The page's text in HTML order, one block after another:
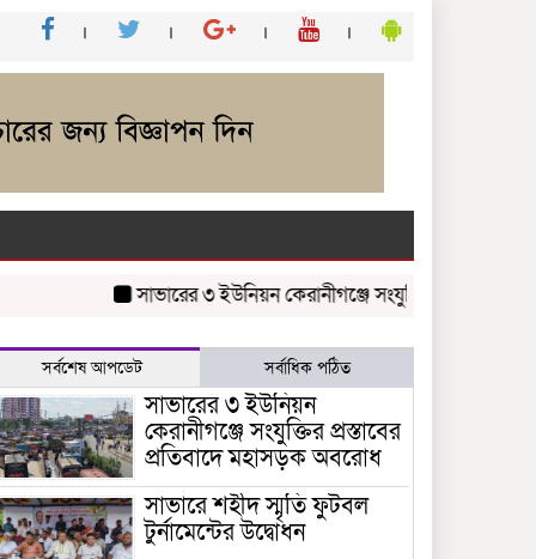
সাভারের ৩ ইউনিয়ন কেরানীগঞ্জে সংযুক্তির প্রস্তাবের
সর্বশেষ আপডেট সর্বাধিক পঠিত
সাভারের ৩ ইউনিয়ন
কেরানীগঞ্জে সংযুক্তির প্রস্তাবের
প্রতিবাদে মহাসড়ক অবরোধ
সাভারে শহীদ স্মৃতি ফুটবল
টুর্নামেন্টের উদ্বোধন